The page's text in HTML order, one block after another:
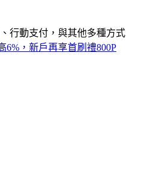
行動支付，與其他多種方式
6%，新戶再享首刷禮800P